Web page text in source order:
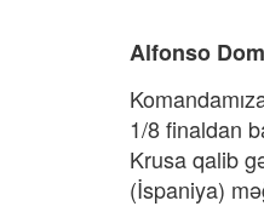
Alfonso
1/8 finaldan
Krusa qalib
(İspaniya)